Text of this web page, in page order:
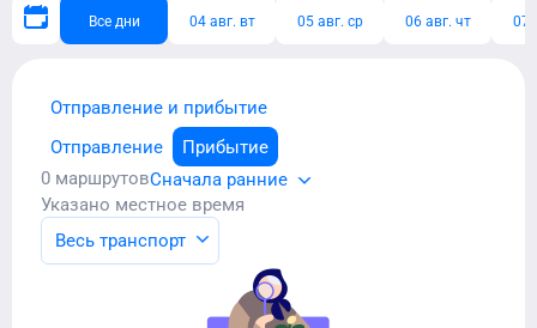
Все дни 04 авг. вт 05 авг. ср 06 авг. чт 07
Отправление и прибытие
Отправление
Прибытие
0 маршрутовСначала ранние
Указано местное время
Весь транспорт